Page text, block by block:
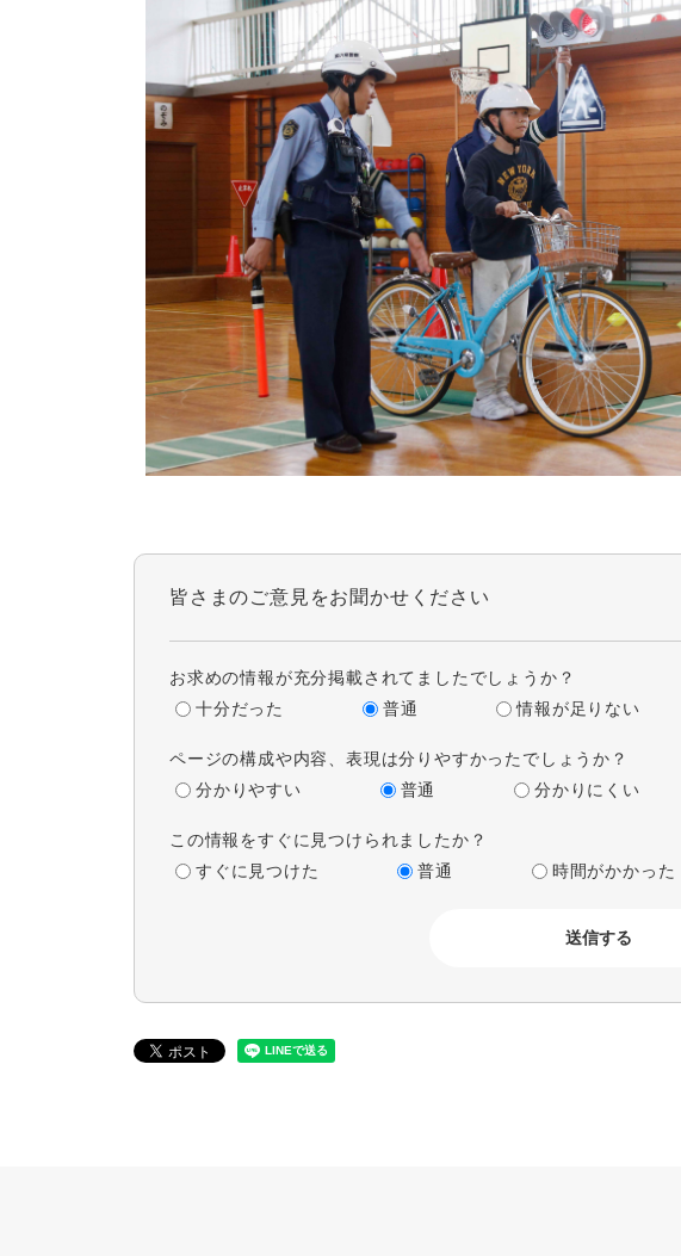
皆さまのご意見をお聞かせください
お求めの情報が充分掲載されてましたでしょうか？
十分だった
普通 情報が足りない
ページの構成や内容、表現は分りやすかったでしょうか？
分かりやすい
普通 分かりにくい
この情報をすぐに見つけられましたか？
すぐに見つけた
普通 時間がかかった